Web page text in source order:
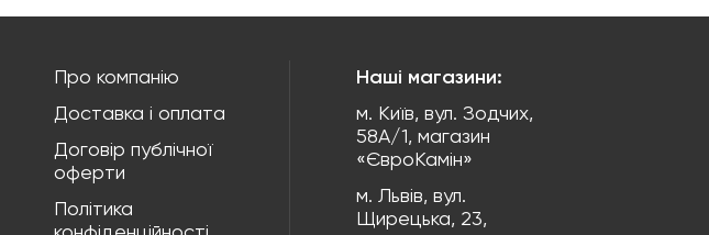
Про компанію
Доставка і оплата
Договір публічної
оферти
Політика
Наші магазини:
м. Київ, вул. Зодчих,
58А/1, магазин
«ЄвроКамін»
м. Львів, вул.
Щирецька, 23,